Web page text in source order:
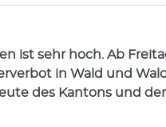
ist sehr hoch. Ab
in Wald und
des Kantons und der